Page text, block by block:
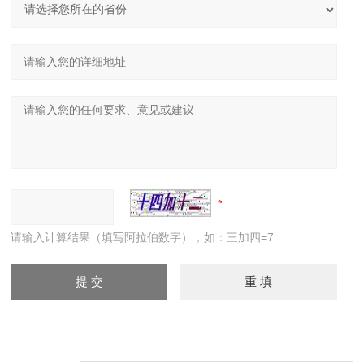
请输入计算结果（填写阿拉伯数字），如：三加四=7